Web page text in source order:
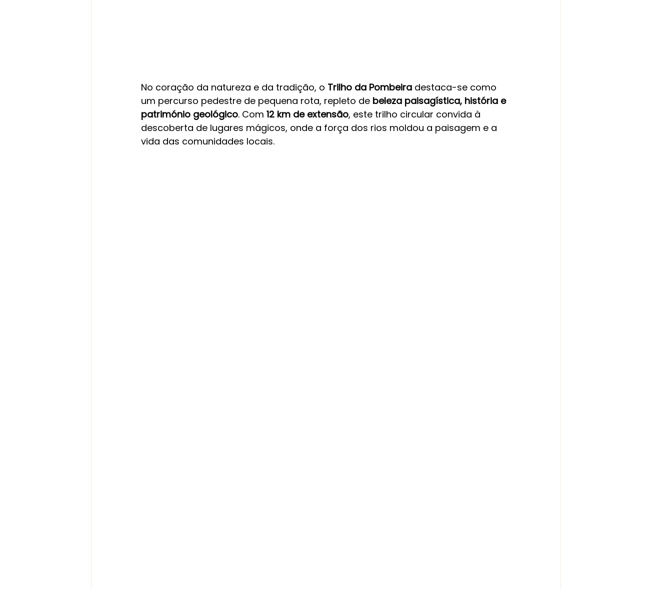
No coração da natureza e da tradição, o Trilho da Pombeira destaca-se como
um percurso pedestre de pequena rota, repleto de beleza paisagística, história e
património geológico. Com 12 km de extensão, este trilho circular convida à
descoberta de lugares mágicos, onde a força dos rios moldou a paisagem e a
vida das comunidades locais.